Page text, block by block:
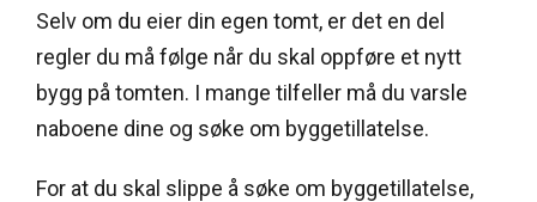
Selv om du eier din egen tomt, er det en del
regler du må følge når du skal oppføre et nytt
bygg på tomten. I mange tilfeller må du varsle
naboene dine og søke om byggetillatelse.
For at du skal slippe å søke om byggetillatelse,